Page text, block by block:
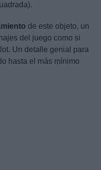
de este objeto, un
del juego como si
Un detalle genial para
hasta el más mínimo